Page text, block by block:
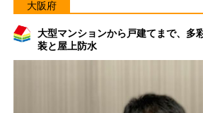
大阪府
大型マンションから戸建てまで、多
装と屋上防水